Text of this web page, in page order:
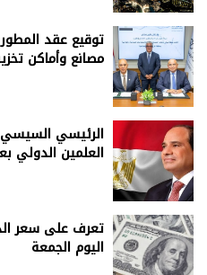
توقيع عقد
مصانع وأماكن
الرئيسي السيسي
العلمين الدولي
تعرف على سعر
اليوم الجمعة